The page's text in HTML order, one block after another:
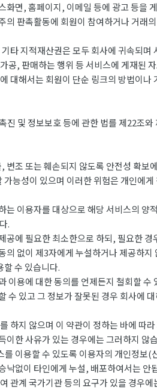
면, 홈페이지, 이메일 등에 광고 등을
판촉활동에 회원이 참여하거나 거래
타 지적재산권은 모두 회사에 귀속되
공, 판매하는 행위 등 서비스에 게재된
대해서는 회원이 단순 링크의 방법이
진 및 정보보호 등에 관한 법를 제22조
조 또는 훼손되지 않도록 안전성 확
능성이 있으며 이러한 위험은 개인에
이용자를 대상으로 해당 서비스의
.
에 필요한 최소한으로 하되, 필요한 경
없이 제3자에게 누설하거나 제공하
할 수 있습니다.
이용에 대한 동의를 언제든지 철회할 수
수 있고 그 정보가 잘못된 경우 회사에
하지 않으며 이 약관이 정하는 바에 따
한 사유가 있는 경우에는 그러하지 않
이용할 수 있도록 이용자의 개인정보
없이 타인에게 누설, 배포하여서는 안
계 국가기관 등의 요구가 있을 경우에